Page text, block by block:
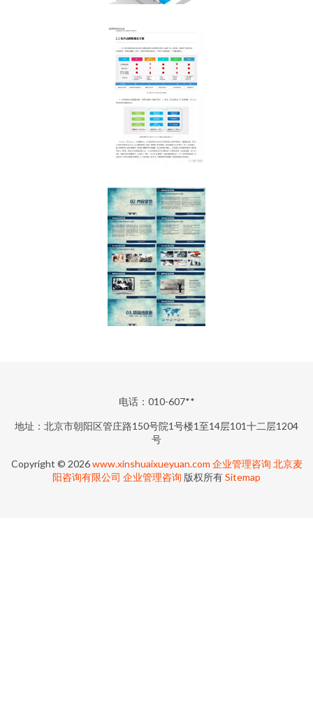
电话：010-607**
地址：北京市朝阳区管庄路150号院1号楼1至14层101十二层1204
号
Copyright © 2026www.xinshuaixueyuan.com 企业管理咨询 北京麦
阳咨询有限公司 企业管理咨询 版权所有Sitemap